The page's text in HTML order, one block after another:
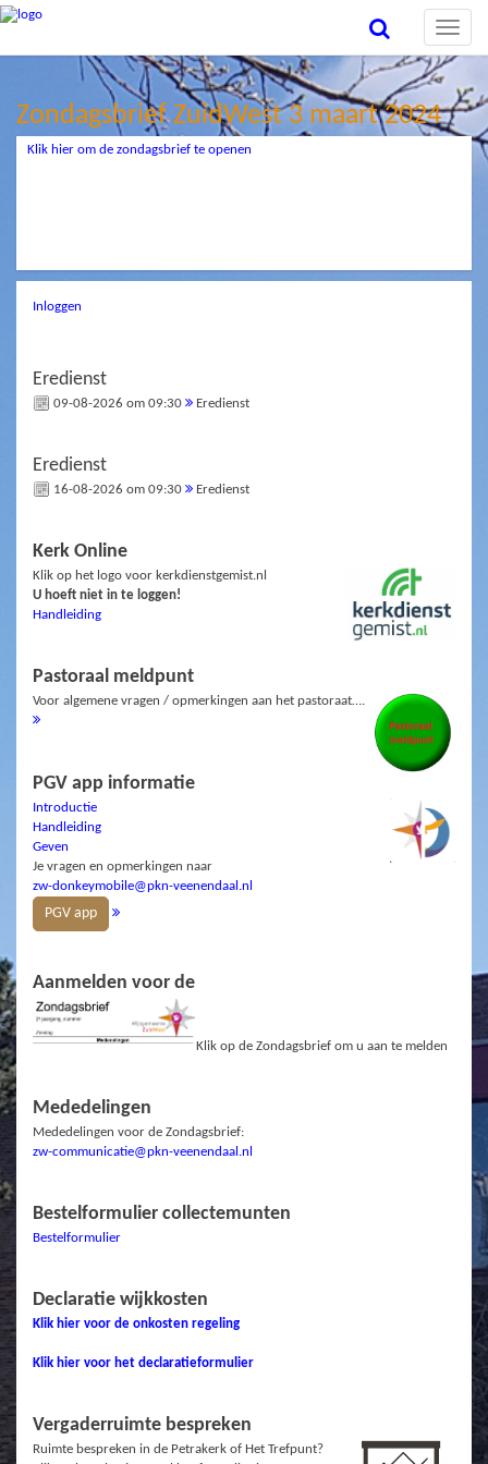
Toggle
Zondagsbrief ZuidWest 3 maart 2024
Klik hier om de zondagsbrief te openen
Inloggen
Eredienst
09-08-2026 om 09:30 Eredienst
Eredienst
16-08-2026 om 09:30 Eredienst
Kerk Online
Klik op het logo voor kerkdienstgemist.nl
U hoeft niet in te loggen!
Handleiding
Pastoraal meldpunt
Voor algemene vragen / opmerkingen aan het pastoraat….
PGV app informatie
Introductie
Handleiding
Geven
Je vragen en opmerkingen naar
zw-donkeymobile@pkn-veenendaal.nl
PGV app
Aanmelden voor de
Klik op de Zondagsbrief om u aan te melden
Mededelingen
Mededelingen voor de Zondagsbrief:
zw-communicatie@pkn-veenendaal.nl
Bestelformulier collectemunten
Bestelformulier
Declaratie wijkkosten
Klik hier voor de onkosten regeling
Klik hier voor het declaratieformulier
Vergaderruimte bespreken
Ruimte bespreken in de Petrakerk of Het Trefpunt?